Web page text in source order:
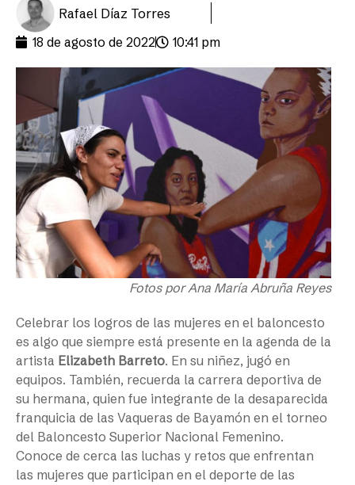
Rafael Díaz Torres
18 de agosto de 2022
10:41 pm
Fotos por Ana María Abruña Reyes
Celebrar los logros de las mujeres en el baloncesto
es algo que siempre está presente en la agenda de la
artista Elizabeth Barreto. En su niñez, jugó en
equipos. También, recuerda la carrera deportiva de
su hermana, quien fue integrante de la desaparecida
franquicia de las Vaqueras de Bayamón en el torneo
del Baloncesto Superior Nacional Femenino.
Conoce de cerca las luchas y retos que enfrentan
las mujeres que participan en el deporte de las